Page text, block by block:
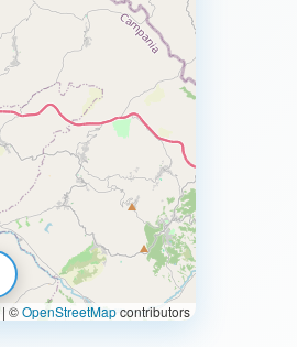
| ©OpenStreetMapcontributors